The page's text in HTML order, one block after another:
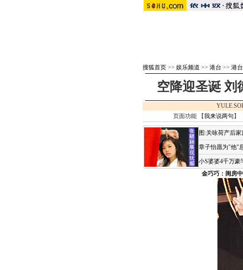
搜狐首页 >> 娱乐频道 >> 港台 >> 港
空降迎圣诞 刘
页面功能 【我来说两句 】
图:关咏荷产后
章子怡愿为"他"
小S婆婆4千万豪
金巧巧：闺房